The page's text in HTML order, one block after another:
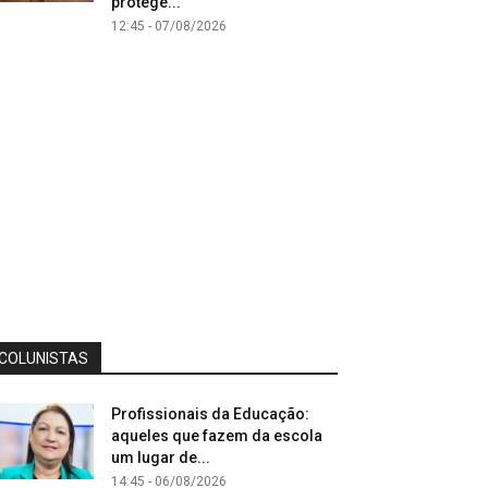
12:45 - 07/08/2026
Profissionais da Educação:
aqueles que fazem da escola
um lugar de...
14:45 - 06/08/2026